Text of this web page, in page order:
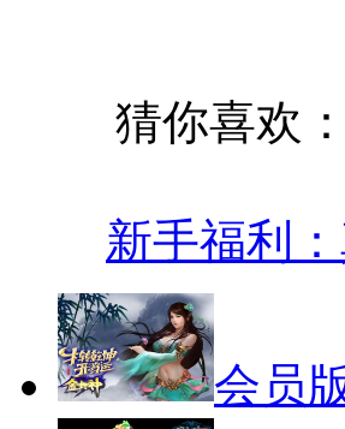
猜你喜欢：
新手福利
会员